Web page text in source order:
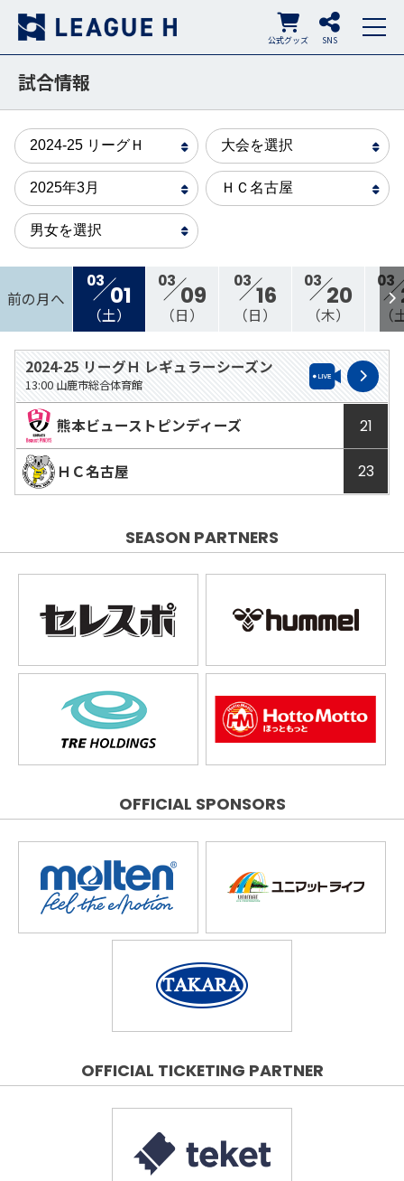
SNS
公式グッズ
試合情報
前の月へ
03 01
（土）
03 09
（日）
03 16
（日）
03 20
（木）
03
2024-25 リーグＨ レギュラーシーズン
13:00 山鹿市総合体育館
試合
試合
熊本ビューストピンディーズ
ＨＣ名古屋
21
23
SEASON PARTNERS
OFFICIAL SPONSORS
OFFICIAL TICKETING PARTNER